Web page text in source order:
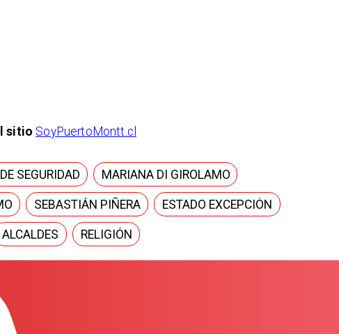
sitio SoyPuertoMontt.cl
SEGURIDAD MARIANA DI GIROLAMO
SEBASTIÁN PIÑERA ESTADO EXCEPCIÓN
ALCALDES RELIGIÓN